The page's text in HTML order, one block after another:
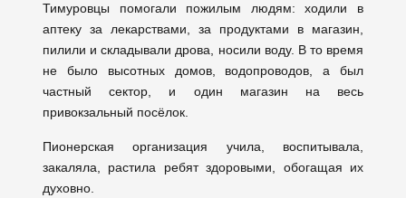
Тимуровцы помогали пожилым людям: ходили в
аптеку за лекарствами, за продуктами в магазин,
пилили и складывали дрова, носили воду. В то время
не было высотных домов, водопроводов, а был
частный сектор, и один магазин на весь
привокзальный посёлок.
Пионерская организация учила, воспитывала,
закаляла, растила ребят здоровыми, обогащая их
духовно.